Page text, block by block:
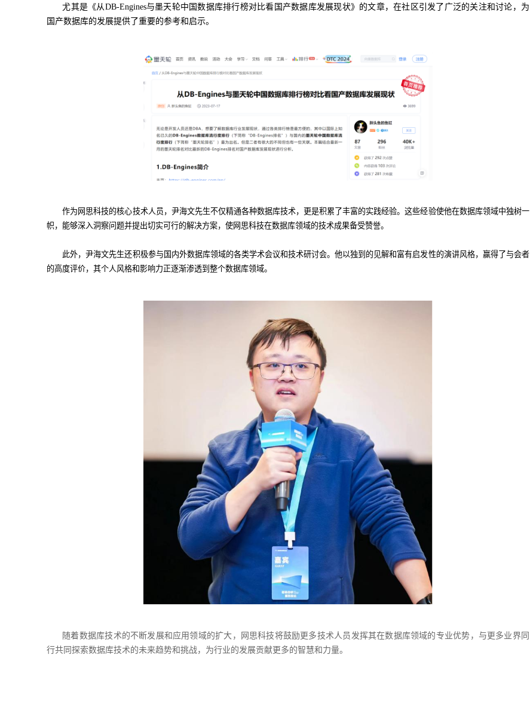
尤其是《从DB-Engines与墨天轮中国数据库排行榜对比看国产数据库发展现状》的文章，在社区引发了广泛的关注和讨论，为
国产数据库的发展提供了重要的参考和启示。
作为网思科技的核心技术人员，尹海文先生不仅精通各种数据库技术，更是积累了丰富的实践经验。这些经验使他在数据库领域中独树一
帜，能够深入洞察问题并提出切实可行的解决方案，使网思科技在数据库领域的技术成果备受赞誉。
此外，尹海文先生还积极参与国内外数据库领域的各类学术会议和技术研讨会。他以独到的见解和富有启发性的演讲风格，赢得了与会者
的高度评价，其个人风格和影响力正逐渐渗透到整个数据库领域。
随着数据库技术的不断发展和应用领域的扩大，网思科技将鼓励更多技术人员发挥其在数据库领域的专业优势，与更多业界同
行共同探索数据库技术的未来趋势和挑战，为行业的发展贡献更多的智慧和力量。